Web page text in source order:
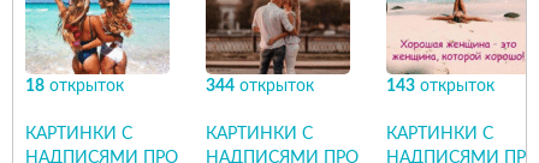
18 открыток
КАРТИНКИ С
НАДПИСЯМИ ПРО
344 открыток
КАРТИНКИ С
НАДПИСЯМИ ПРО
143 открыток
КАРТИНКИ С
НАДПИСЯМИ ПРО